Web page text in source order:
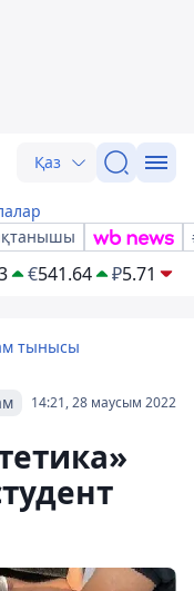
Қаз
€541.64 ₽5.71
тынысы
14:21, 28 маусым 2022